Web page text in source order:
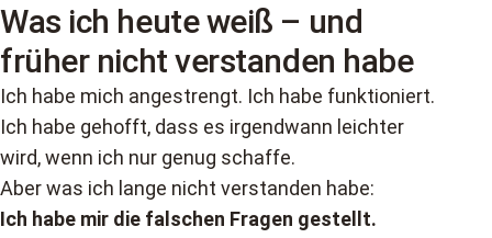
Was ich heute weiß – und
früher nicht verstanden habe
Ich habe mich angestrengt. Ich habe funktioniert.
Ich habe gehofft, dass es irgendwann leichter
wird, wenn ich nur genug schaffe.
Aber was ich lange nicht verstanden habe:
Ich habe mir die falschen Fragen gestellt.